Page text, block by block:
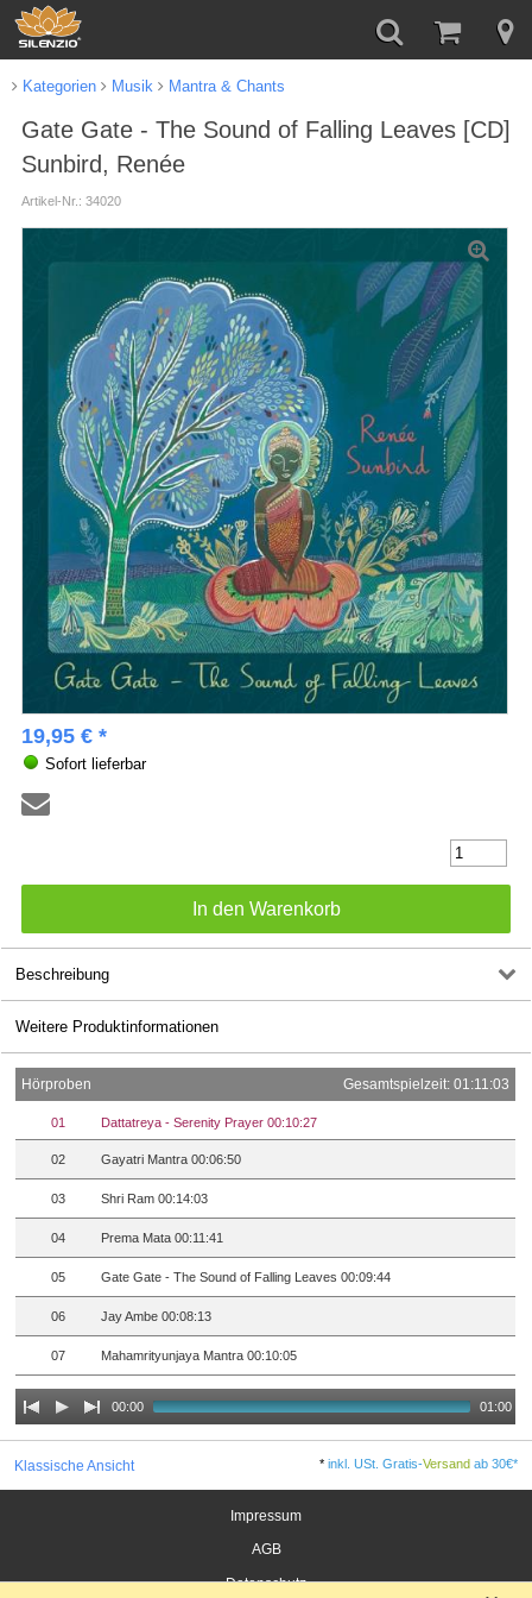
Kategorien Musik Mantra & Chants
Gate Gate - The Sound of Falling Leaves [CD]
Sunbird, Renée
Artikel-Nr.: 34020
19,95 € *
Sofort lieferbar
Beschreibung
Weitere Produktinformationen
Hörproben Gesamtspielzeit: 01:11:03
01 Dattatreya - Serenity Prayer 00:10:27
02 Gayatri Mantra 00:06:50
03 Shri Ram 00:14:03
04 Prema Mata 00:11:41
05 Gate Gate - The Sound of Falling Leaves 00:09:44
06 Jay Ambe 00:08:13
07 Mahamrityunjaya Mantra 00:10:05
00:00 01:00
Klassische Ansicht *inkl. USt. Gratis-Versand ab 30€*
Impressum
AGB
Datenschutz